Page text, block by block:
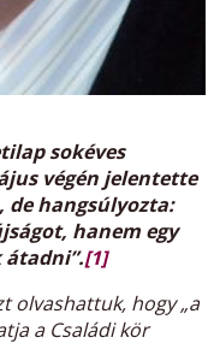
sokéves
végén jelentette
de hangsúlyozta:
hanem egy
[1]
olvashattuk, hogy „a
a Családi kör